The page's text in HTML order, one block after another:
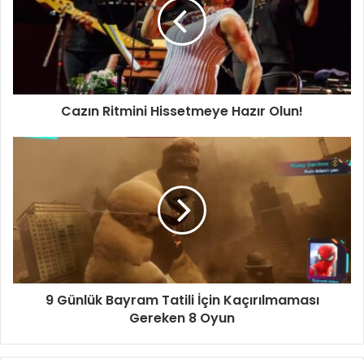
Cazın Ritmini Hissetmeye Hazır Olun!
9 Günlük Bayram Tatili İçin Kaçırılmaması
Gereken 8 Oyun